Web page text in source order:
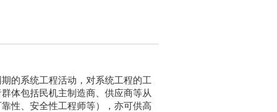
的系统工程活动，对系统工程的工
体包括民机主制造商、供应商等从
性、安全性工程师等），亦可供高